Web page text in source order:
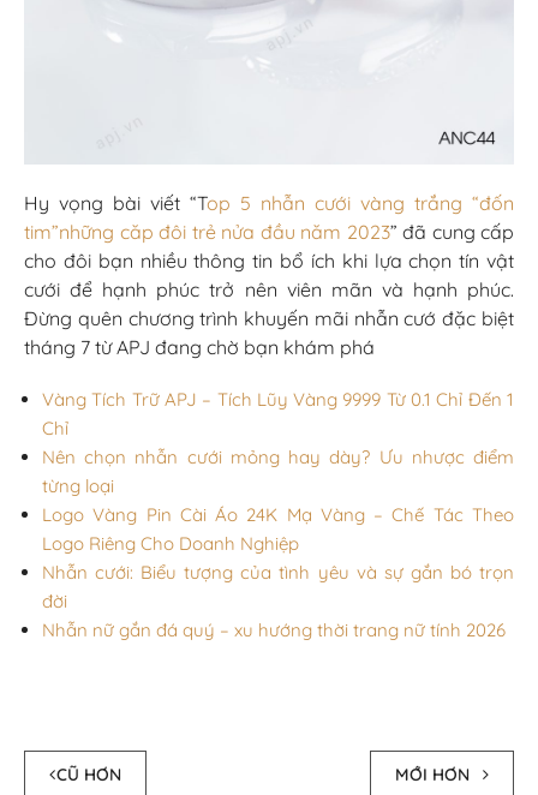
Hy vọng bài viết “Top 5 nhẫn cưới vàng trắng “đốn
tim”những căp đôi trẻ nửa đầu năm 2023” đã cung cấp
cho đôi bạn nhiều thông tin bổ ích khi lựa chọn tín vật
cưới để hạnh phúc trở nên viên mãn và hạnh phúc.
Đừng quên chương trình khuyến mãi nhẫn cướ đặc biệt
tháng 7 từ APJ đang chờ bạn khám phá
Vàng Tích Trữ APJ – Tích Lũy Vàng 9999 Từ 0.1 Chỉ Đến 1
Chỉ
Nên chọn nhẫn cưới mỏng hay dày? Ưu nhược điểm
từng loại
Logo Vàng Pin Cài Áo 24K Mạ Vàng – Chế Tác Theo
Logo Riêng Cho Doanh Nghiệp
Nhẫn cưới: Biểu tượng của tình yêu và sự gắn bó trọn
đời
Nhẫn nữ gắn đá quý – xu hướng thời trang nữ tính 2026
CŨ HƠN MỚI HƠN